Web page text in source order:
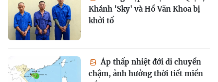
Khánh 'Sky' và Hồ Văn Khoa bị
khởi tố
Áp thấp nhiệt đới di chuyển
chậm, ảnh hưởng thời tiết miền